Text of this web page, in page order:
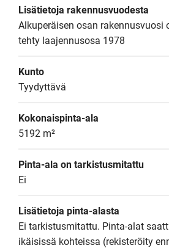
Lisätietoja rakennusvuodesta
Alkuperäisen osan rakennusvuosi
tehty laajennusosa 1978
Kunto
Tyydyttävä
Kokonaispinta-ala
5192 m²
Pinta-ala on tarkistusmitattu
Ei
Lisätietoja pinta-alasta
Ei tarkistusmitattu. Pinta-alat
ikäisissä kohteissa (rekisteröity